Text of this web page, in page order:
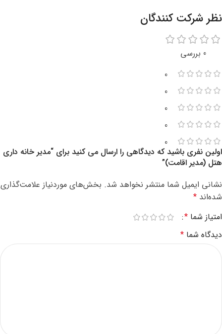
نظر شرکت کنندگان
0 بررسی
0
0
0
0
0
اولین نفری باشید که دیدگاهی را ارسال می کنید برای “مدیر خانه داری
هتل (مدیر اقامت)”
نشانی ایمیل شما منتشر نخواهد شد. بخش‌های موردنیاز علامت‌گذاری
شده‌اند *
امتیاز شما *
دیدگاه شما *